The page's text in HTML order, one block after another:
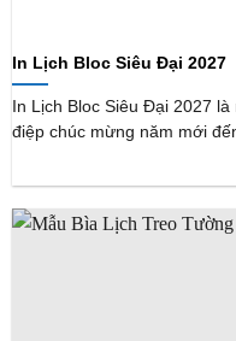
In Lịch Bloc Siêu Đại 2027
In Lịch Bloc Siêu Đại 2027
điệp chúc mừng năm mới